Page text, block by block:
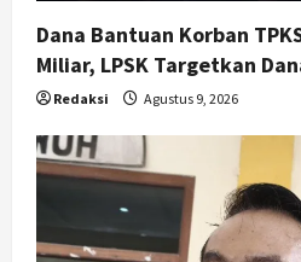
Dana Bantuan Korban
Miliar, LPSK Targetkan
Redaksi Agustus 9, 2026